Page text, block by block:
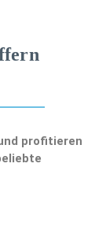
profitieren